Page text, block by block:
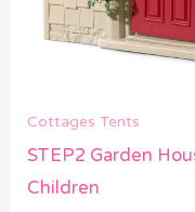
Cottages Tents
STEP2 Garden
Children